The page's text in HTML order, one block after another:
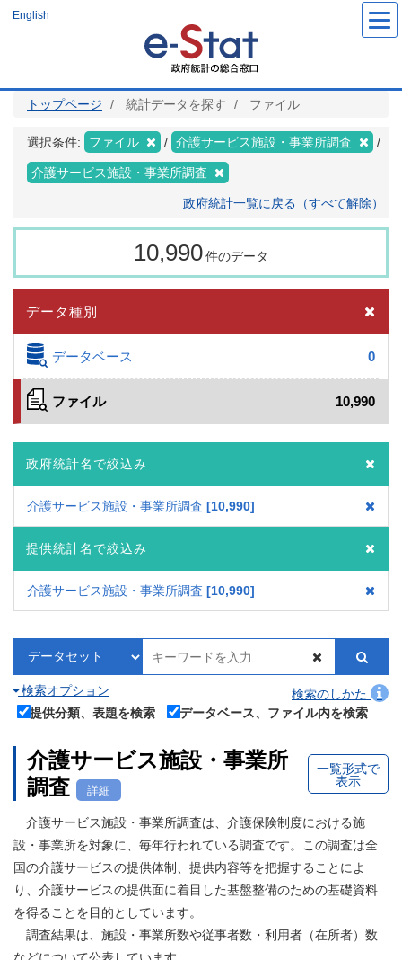
ツ
English
トップページ 統計データを探す ファイル
選択条件: ファイル 介護サービス施設・事業所調査
介護サービス施設・事業所調査
政府統計一覧に戻る（すべて解除）
10,990件のデータ
データ種別
データベース 0
ファイル 10,990
政府統計名で絞込み
介護サービス施設・事業所調査 10,990
提供統計名で絞込み
介護サービス施設・事業所調査 10,990
検索オプション
検索のしかた
提供分類、表題を検索
データベース、ファイル内を検索
介護サービス施設・事業所
調査
詳細
一覧形式で
表示
介護サービス施設・事業所調査は、介護保険制度における施
設・事業所を対象に、毎年行われている調査です。この調査は全
国の介護サービスの提供体制、提供内容等を把握することによ
り、介護サービスの提供面に着目した基盤整備のための基礎資料
を得ることを目的としています。
調査結果は、施設・事業所数や従事者数・利用者（在所者）数